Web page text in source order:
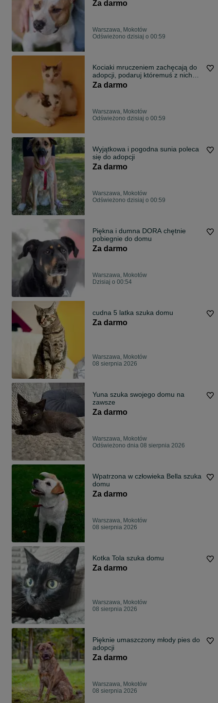
Za darmo
Warszawa, Mokotów
Odświeżono dzisiaj o 00:59
Kociaki mruczeniem zachęcają do
adopcji, podaruj któremuś z nich
wspaniały dom
Za darmo
Warszawa, Mokotów
Odświeżono dzisiaj o 00:59
Wyjątkowa i pogodna sunia poleca
się do adopcji
Za darmo
Warszawa, Mokotów
Odświeżono dzisiaj o 00:59
Piękna i dumna DORA chętnie
pobiegnie do domu
Za darmo
Warszawa, Mokotów
Dzisiaj o 00:54
cudna 5 latka szuka domu
Za darmo
Warszawa, Mokotów
08 sierpnia 2026
Yuna szuka swojego domu na
zawsze
Za darmo
Warszawa, Mokotów
Odświeżono dnia 08 sierpnia 2026
Wpatrzona w człowieka Bella szuka
domu
Za darmo
Warszawa, Mokotów
08 sierpnia 2026
Kotka Tola szuka domu
Za darmo
Warszawa, Mokotów
08 sierpnia 2026
Pięknie umaszczony młody pies do
adopcji
Za darmo
Warszawa, Mokotów
08 sierpnia 2026